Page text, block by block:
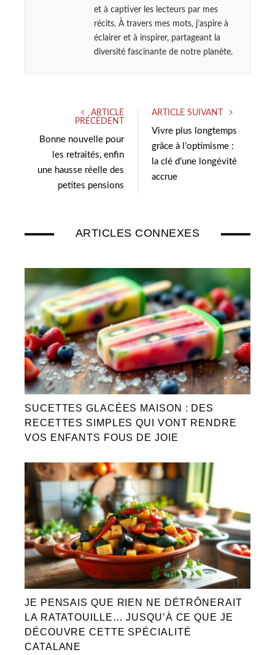
et à captiver les lecteurs par mes
récits. À travers mes mots, j’aspire à
éclairer et à inspirer, partageant la
diversité fascinante de notre planète.
ARTICLE
PRÉCÉDENT
Bonne nouvelle pour
les retraités, enfin
une hausse réelle des
petites pensions
ARTICLE SUIVANT
Vivre plus longtemps
grâce à l’optimisme :
la clé d’une longévité
accrue
ARTICLES CONNEXES
SUCETTES GLACÉES MAISON : DES
RECETTES SIMPLES QUI VONT RENDRE
VOS ENFANTS FOUS DE JOIE
JE PENSAIS QUE RIEN NE DÉTRÔNERAIT
LA RATATOUILLE… JUSQU’À CE QUE JE
DÉCOUVRE CETTE SPÉCIALITÉ
CATALANE